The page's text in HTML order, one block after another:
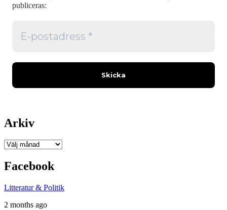
publiceras:
Arkiv
Arkiv
Facebook
Litteratur & Politik
2 months ago